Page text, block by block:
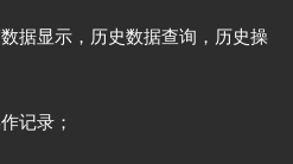
据显示，历史数据查询，历史操
记录；